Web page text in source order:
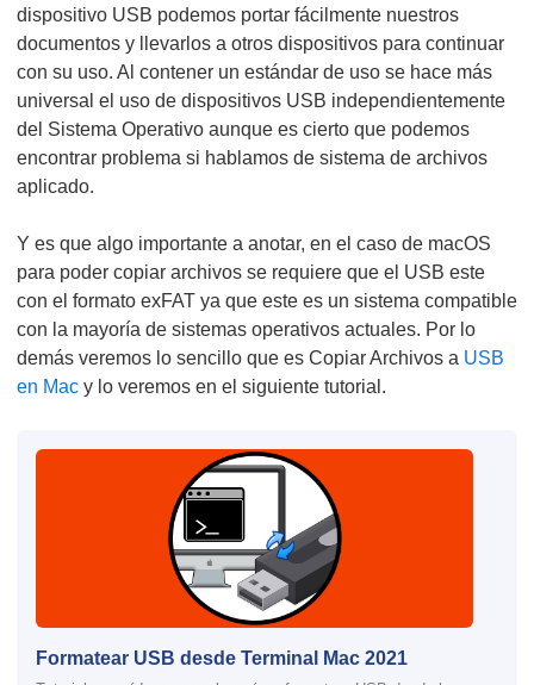
dispositivo USB podemos portar fácilmente nuestros
documentos y llevarlos a otros dispositivos para continuar
con su uso. Al contener un estándar de uso se hace más
universal el uso de dispositivos USB independientemente
del Sistema Operativo aunque es cierto que podemos
encontrar problema si hablamos de sistema de archivos
aplicado.
Y es que algo importante a anotar, en el caso de macOS
para poder copiar archivos se requiere que el USB este
con el formato exFAT ya que este es un sistema compatible
con la mayoría de sistemas operativos actuales. Por lo
demás veremos lo sencillo que es Copiar Archivos a USB
en Mac y lo veremos en el siguiente tutorial.
Formatear USB desde Terminal Mac 2021